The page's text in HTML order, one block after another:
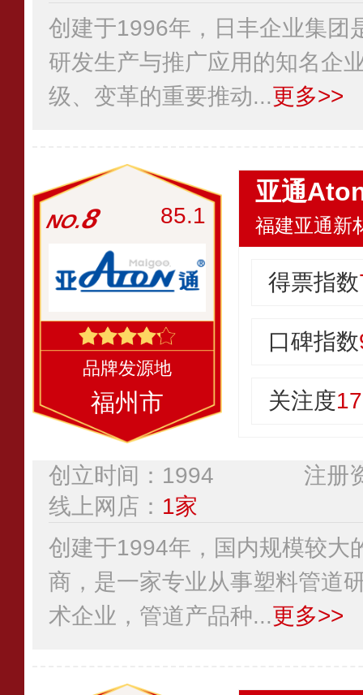
创建于1996年，日丰企业集团
研发生产与推广应用的知名企
级、变革的重要推动...更多>>
8 85.1
福州市
亚通
福建亚通新
得票指数
口碑指数
关注度
创立时间：1994
注册
线上网店： 1家
创建于1994年，国内规模较大
商，是一家专业从事塑料管道
术企业，管道产品种...更多>>